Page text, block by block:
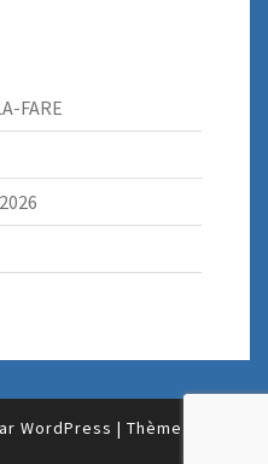
FARE
WordPress | Thème :